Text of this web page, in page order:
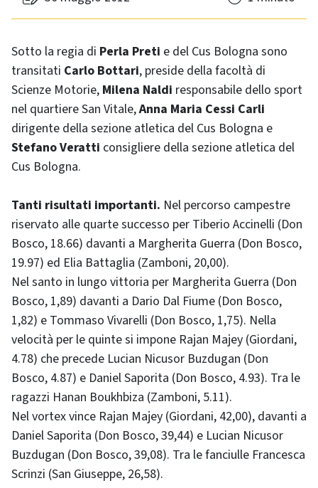
Sotto la regia di Perla Preti e del Cus Bologna sono
transitati Carlo Bottari, preside della facoltà di
Scienze Motorie, Milena Naldi responsabile dello sport
nel quartiere San Vitale,Anna Maria Cessi Carli
dirigente della sezione atletica del Cus Bologna e
Stefano Veratti consigliere della sezione atletica del
Cus Bologna.
Tanti risultati importanti. Nel percorso campestre
riservato alle quarte successo per Tiberio Accinelli (Don
Bosco, 18.66) davanti a Margherita Guerra (Don Bosco,
19.97) ed Elia Battaglia (Zamboni, 20,00).
Nel santo in lungo vittoria per Margherita Guerra (Don
Bosco, 1,89) davanti a Dario Dal Fiume (Don Bosco,
1,82) e Tommaso Vivarelli (Don Bosco, 1,75). Nella
velocità per le quinte si impone Rajan Majey (Giordani,
4.78) che precede Lucian Nicusor Buzdugan (Don
Bosco, 4.87) e Daniel Saporita (Don Bosco, 4.93). Tra le
ragazzi Hanan Boukhbiza (Zamboni, 5.11).
Nel vortex vince Rajan Majey (Giordani, 42,00), davanti a
Daniel Saporita (Don Bosco, 39,44) e Lucian Nicusor
Buzdugan (Don Bosco, 39,08). Tra le fanciulle Francesca
Scrinzi (San Giuseppe, 26,58).